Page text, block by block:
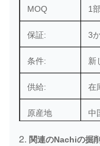
MOQ 1
保証: 3
条件: 新
供給: 在
原産地 中
港: 要
2. 関連のNachiの掘